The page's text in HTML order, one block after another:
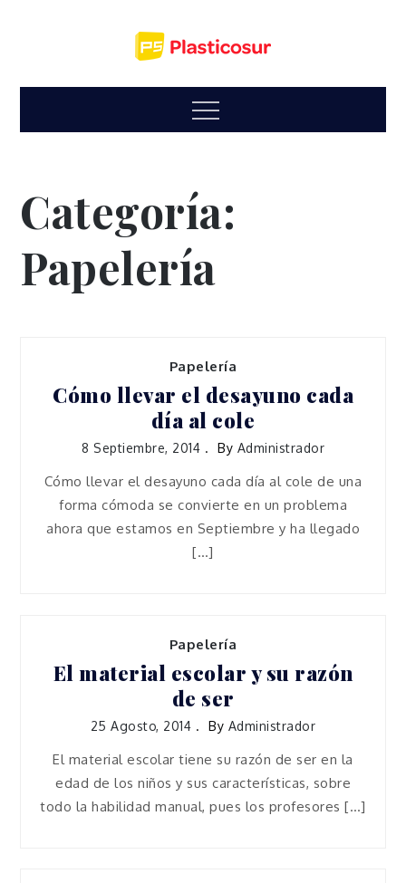
Menu
Categoría:
Papelería
Papelería
Cómo llevar el desayuno cada
día al cole
8 Septiembre, 2014 By Administrador
Cómo llevar el desayuno cada día al cole de una
forma cómoda se convierte en un problema
ahora que estamos en Septiembre y ha llegado
[…]
Papelería
El material escolar y su razón
de ser
25 Agosto, 2014 By Administrador
El material escolar tiene su razón de ser en la
edad de los niños y sus características, sobre
todo la habilidad manual, pues los profesores […]